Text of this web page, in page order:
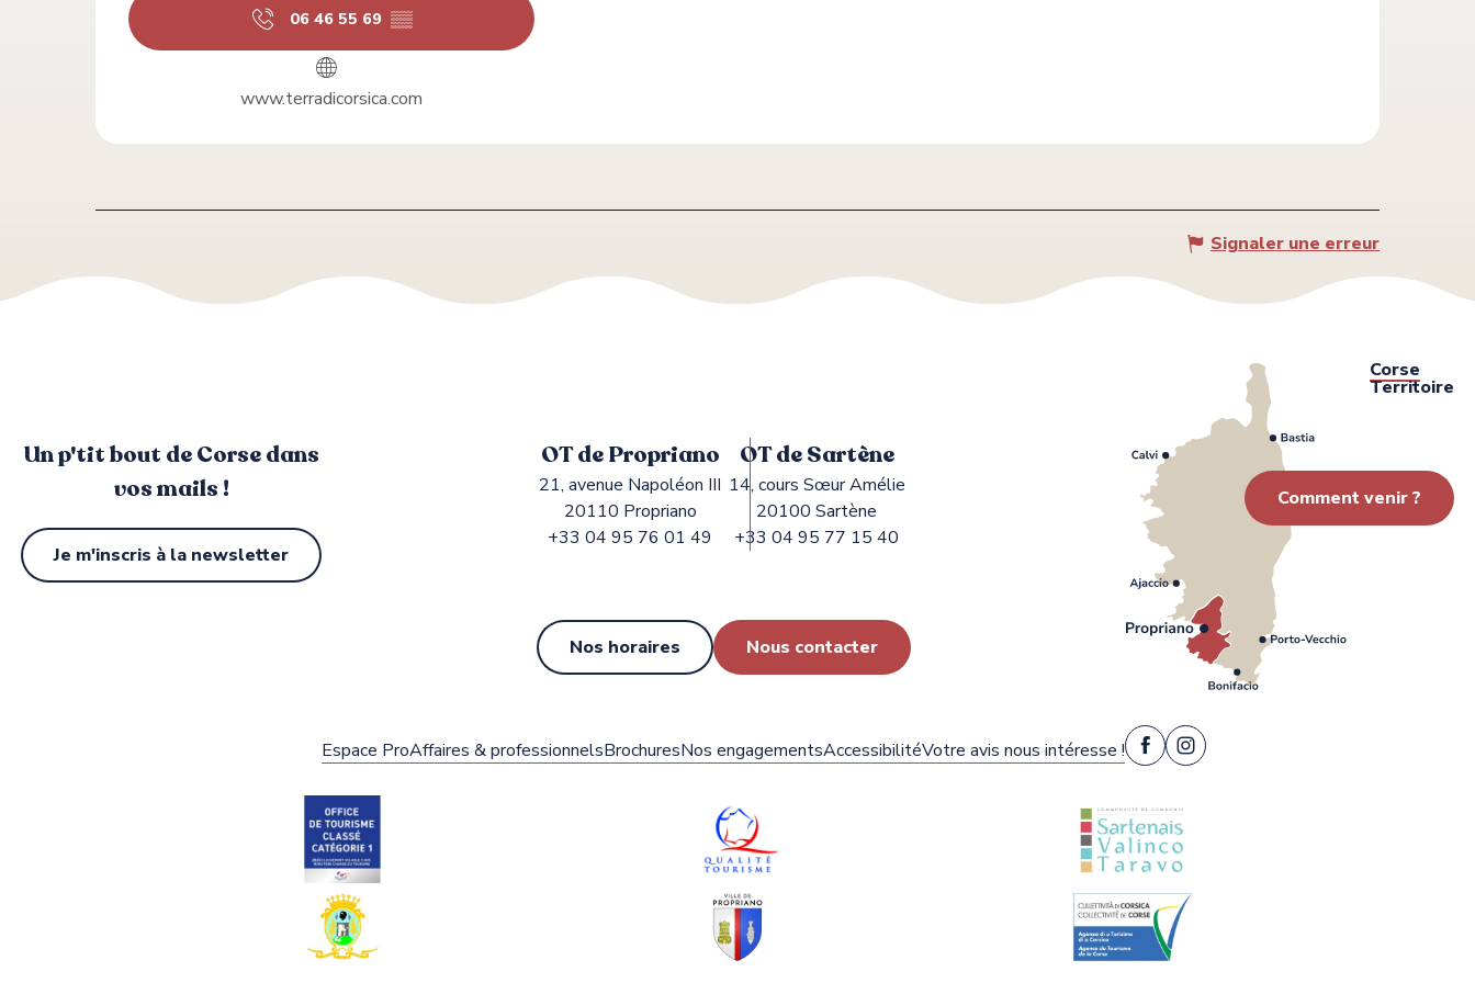
06 46 55 69 ▒▒
www.terradicorsica.com
Signaler une erreur
Un p'tit bout de Corse dans
vos mails !
Je m'inscris à la newsletter
OT de Propriano
21, avenue Napoléon III
20110 Propriano
+33 04 95 76 01 49
OT de Sartène
14, cours Sœur Amélie
20100 Sartène
+33 04 95 77 15 40
Nos horaires Nous contacter
Espace ProAffaires & professionnelsBrochuresNos engagementsAccessibilitéVotre avis nous intéresse !
Corse
Territoire
Comment venir ?